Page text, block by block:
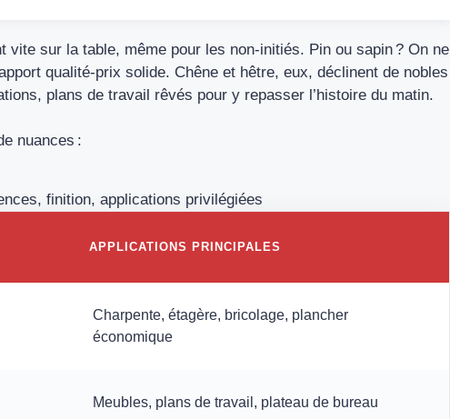
vite sur la table, même pour les non-initiés. Pin ou sapin ? On ne
qualité-prix solide. Chêne et hêtre, eux, déclinent de nobles
plans de travail rêvés pour y repasser l’histoire du matin.
nuances :
finition, applications privilégiées
APPLICATIONS PRINCIPALES
Charpente, étagère, bricolage, plancher
économique
Meubles, plans de travail, plateau de bureau